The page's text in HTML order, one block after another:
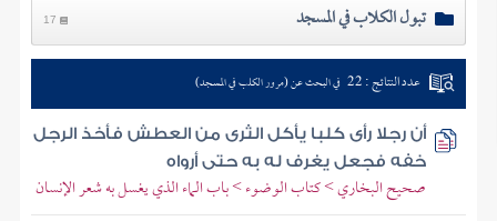
تبول الكلاب في المسجد 17
عدد النتائج : 22 في البحث عن (مرور الكلب في المسجد)
أن رجلا رأى كلبا يأكل الثرى من العطش فأخذ الرجل
خفه فجعل يغرف له به حتى أرواه
صحيح البخاري > كتاب الوضوء > باب الماء الذي يغسل به شعر الإنسان